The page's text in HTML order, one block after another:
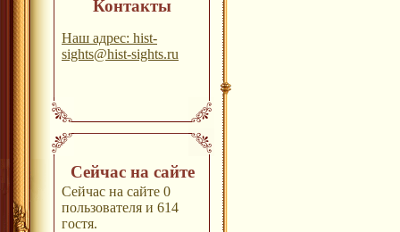
Контакты
Наш адрес: hist-
sights@hist-sights.ru
Сейчас на сайте
Сейчас на сайте 0
пользователя и 614
гостя.